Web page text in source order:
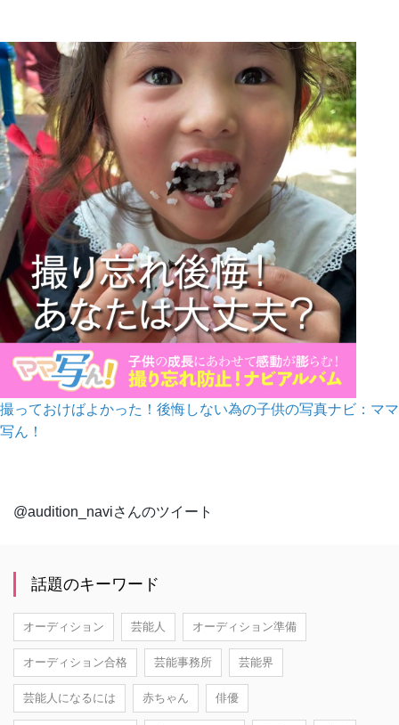
撮っておけばよかった！後悔しない為の子供の写真ナビ：ママ
写ん！
@audition_naviさんのツイート
話題のキーワード
オーディション 芸能人 オーディション準備
オーディション合格 芸能事務所 芸能界
芸能人になるには 赤ちゃん 俳優